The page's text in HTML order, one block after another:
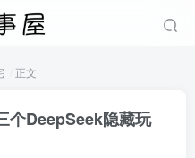
正文
个DeepSeek隐藏玩